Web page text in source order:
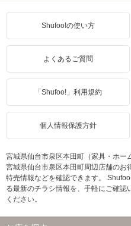
Shufoo!の使い方
よくあるご質問
「Shufoo!」利用規約
個人情報保護方針
宮城県仙台市泉区本田町（家具・ホー
宮城県仙台市泉区本田町周辺店舗のお
特売情報などを確認できます。
る最新のチラシ情報を、手軽にご確認
ください。